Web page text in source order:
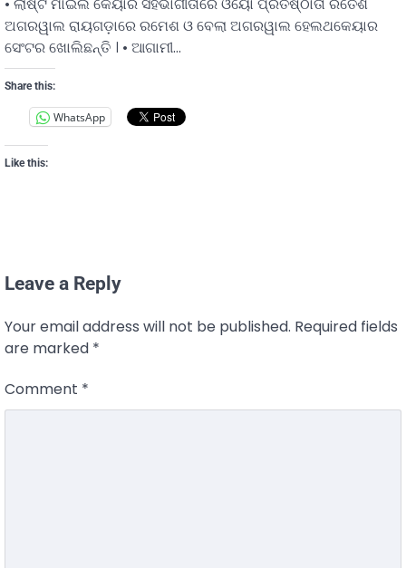
• ଲାଷ୍ଟ ମାଇଲ କେୟାର ସହଭାଗୀତାରେ ଓୟୋ ପ୍ରତିଷ୍ଠାତା ରିତେଶ
ଅଗରୱାଲ ରାୟଗଡ଼ାରେ ରମେଶ ଓ ବେଲା ଅଗରୱାଲ ହେଲଥକେୟାର
ସେଂଟର ଖୋଲିଛନ୍ତି । • ଆଗାମୀ…
Share this:
WhatsApp
Like this:
Leave a Reply
Your email address will not be published. Required fields
are marked *
Comment *